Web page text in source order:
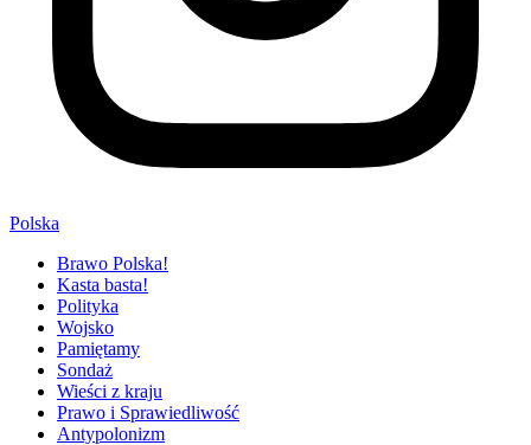
Polska
Brawo Polska!
Kasta basta!
Polityka
Wojsko
Pamiętamy
Sondaż
Wieści z kraju
Prawo i Sprawiedliwość
Antypolonizm